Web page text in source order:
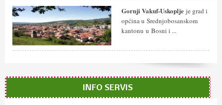
Gornji Vakuf-Uskoplje je grad i
općina u Srednjobosanskom
kantonu u Bosni i ...
INFO SERVIS